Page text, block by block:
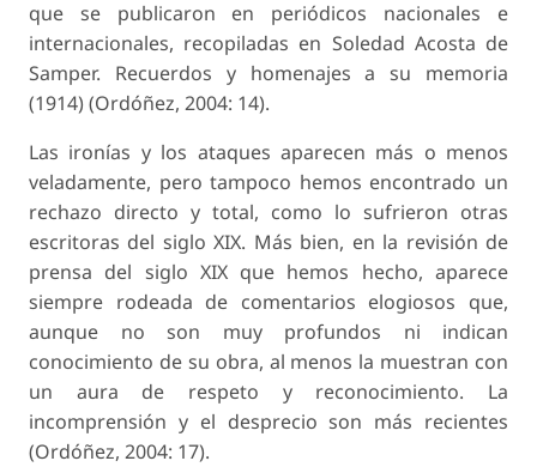
que se publicaron en periódicos nacionales e
internacionales, recopiladas en Soledad Acosta de
Samper. Recuerdos y homenajes a su memoria
(1914) (Ordóñez, 2004: 14).
Las ironías y los ataques aparecen más o menos
veladamente, pero tampoco hemos encontrado un
rechazo directo y total, como lo sufrieron otras
escritoras del siglo XIX. Más bien, en la revisión de
prensa del siglo XIX que hemos hecho, aparece
siempre rodeada de comentarios elogiosos que,
aunque no son muy profundos ni indican
conocimiento de su obra, al menos la muestran con
un aura de respeto y reconocimiento. La
incomprensión y el desprecio son más recientes
(Ordóñez, 2004: 17).